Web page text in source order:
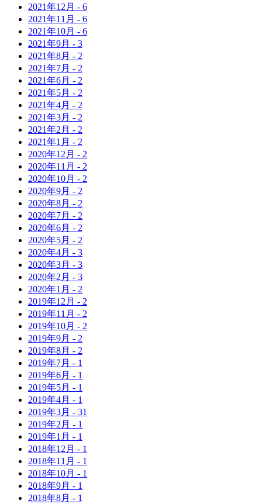
2021年12月 - 6
2021年11月 - 6
2021年10月 - 6
2021年9月 - 3
2021年8月 - 2
2021年7月 - 2
2021年6月 - 2
2021年5月 - 2
2021年4月 - 2
2021年3月 - 2
2021年2月 - 2
2021年1月 - 2
2020年12月 - 2
2020年11月 - 2
2020年10月 - 2
2020年9月 - 2
2020年8月 - 2
2020年7月 - 2
2020年6月 - 2
2020年5月 - 2
2020年4月 - 3
2020年3月 - 3
2020年2月 - 3
2020年1月 - 2
2019年12月 - 2
2019年11月 - 2
2019年10月 - 2
2019年9月 - 2
2019年8月 - 2
2019年7月 - 1
2019年6月 - 1
2019年5月 - 1
2019年4月 - 1
2019年3月 - 31
2019年2月 - 1
2019年1月 - 1
2018年12月 - 1
2018年11月 - 1
2018年10月 - 1
2018年9月 - 1
2018年8月 - 1